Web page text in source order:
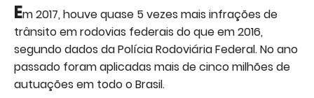
Em 2017, houve quase 5 vezes mais infrações de
trânsito em rodovias federais do que em 2016,
segundo dados da Polícia Rodoviária Federal. No ano
passado foram aplicadas mais de cinco milhões de
autuações em todo o Brasil.